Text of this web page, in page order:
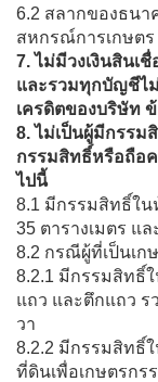
6.2 สลากของธนา
สหกรณ์การเกษตร
7. ไม่มีวงเงินสินเ
และรวมทุกบัญชีไ
เครดิตของบริษัท
8. ไม่เป็นผู้มีกรรม
กรรมสิทธิ์หรือถือ
ไปนี้
8.1 มีกรรมสิทธิ์ใ
35 ตารางเมตร แล
8.2 กรณีผู้ที่เป็นเก
8.2.1 มีกรรมสิทธิ์
แถว และตึกแถว ร
วา
8.2.2 มีกรรมสิทธิ์
ที่ดินเพื่อเกษตรกร